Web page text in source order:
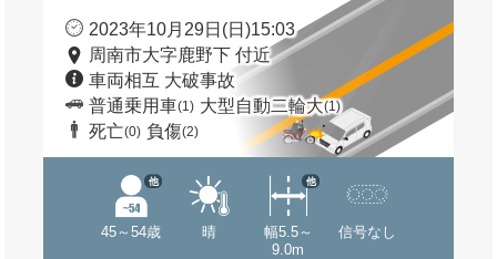
2023年10月29日(日)15:03
周南市大字鹿野下 付近
車両相互 大破事故
普通乗用車(1) 大型自動二輪大(1)
死亡(0) 負傷(2)
45～54歳
他
晴
幅5.5～
9.0m
他
信号なし